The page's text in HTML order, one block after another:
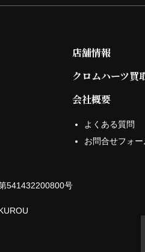
店舗情報
クロムハーツ買
会社概要
よくある質問
お問合せフォー
541432200800号